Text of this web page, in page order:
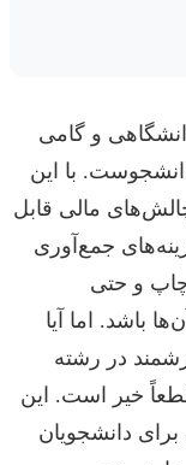
و گامی
با این
مالی قابل
جمع‌آوری
و حتی
باشد. اما آیا
در رشته
قطعاً خیر است. این
برای دانشجویان